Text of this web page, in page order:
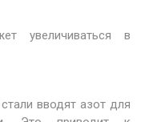
увеличиваться в
вводят азот для